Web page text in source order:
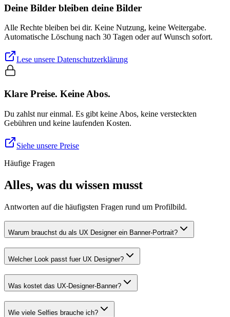
Deine Bilder bleiben deine Bilder
Alle Rechte bleiben bei dir. Keine Nutzung, keine Weitergabe.
Automatische Löschung nach 30 Tagen oder auf Wunsch sofort.
Lese unsere Datenschutzerklärung
Klare Preise. Keine Abos.
Du zahlst nur einmal. Es gibt keine Abos, keine versteckten
Gebühren und keine laufenden Kosten.
Siehe unsere Preise
Häufige Fragen
Alles, was du wissen musst
Antworten auf die häufigsten Fragen rund um Profilbild.
Warum brauchst du als UX Designer ein Banner-Portrait?
Welcher Look passt fuer UX Designer?
Was kostet das UX-Designer-Banner?
Wie viele Selfies brauche ich?